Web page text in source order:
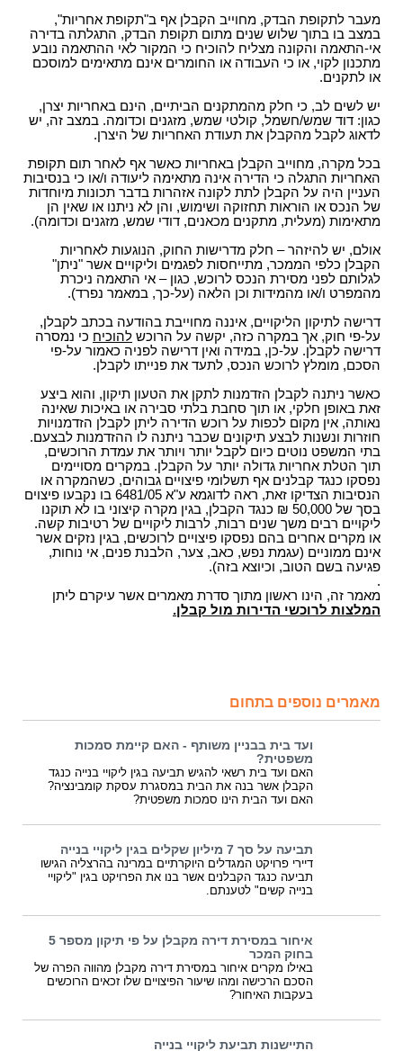
מעבר לתקופת הבדק, מחוייב הקבלן אף ב"תקופת אחריות",
במצב בו בתוך שלוש שנים מתום תקופת הבדק, התגלתה בדירה
אי-התאמה והקונה מצליח להוכיח כי המקור לאי ההתאמה נובע
מתכנון לקוי, או כי העבודה או החומרים אינם מתאימים למוסכם
או לתקנים.
יש לשים לב, כי חלק מהמתקנים הביתיים, הינם באחריות יצרן,
כגון: דוד שמש/חשמל, קולטי שמש, מזגנים וכדומה. במצב זה, יש
לדאוג לקבל מהקבלן את תעודת האחריות של היצרן.
בכל מקרה, מחוייב הקבלן באחריות כאשר אף לאחר תום תקופת
האחריות התגלה כי הדירה אינה מתאימה ליעודה ו/או כי בנסיבות
העניין היה על הקבלן לתת לקונה אזהרות בדבר תכונות מיוחדות
של הנכס או הוראות תחזוקה ושימוש, והן לא ניתנו או שאין הן
מתאימות (מעלית, מתקנים מכאנים, דודי שמש, מזגנים וכדומה).
אולם, יש להיזהר – חלק מדרישות החוק, הנוגעות לאחריות
הקבלן כלפי הממכר, מתייחסות לפגמים וליקויים אשר "ניתן"
לגלותם לפני מסירת הנכס לרוכש, כגון – אי התאמה ניכרת
מהמפרט ו/או מהמידות וכן הלאה (על-כך, במאמר נפרד).
דרישה לתיקון הליקויים, איננה מחוייבת בהודעה בכתב לקבלן,
על-פי חוק, אך במקרה כזה, יקשה על הרוכש להוכיח כי נמסרה
דרישה לקבלן. על-כן, במידה ואין דרישה לפניה כאמור על-פי
הסכם, מומלץ לרוכש הנכס, לתעד את פנייתו לקבלן.
כאשר ניתנה לקבלן הזדמנות לתקן את הטעון תיקון, והוא ביצע
זאת באופן חלקי, או תוך סחבת בלתי סבירה או באיכות שאינה
נאותה, אין מקום לכפות על רוכש הדירה ליתן לקבלן הזדמנויות
חוזרות ונשנות לבצע תיקונים שכבר ניתנה לו ההזדמנות לבצעם.
בתי המשפט נוטים כיום לקבל יותר ויותר את עמדת הרוכשים,
תוך הטלת אחריות גדולה יותר על הקבלן. במקרים מסויימים
נפסקו כנגד קבלנים אף תשלומי פיצויים גבוהים, כשהמקרה או
הנסיבות הצדיקו זאת, ראה לדוגמא ע"א 6481/05 בו נקבעו פיצוים
בסך של 50,000 ₪ כנגד הקבלן, בגין מקרה קיצוני בו לא תוקנו
ליקויים רבים משך שנים רבות, לרבות ליקויים של רטיבות קשה.
או מקרים אחרים בהם נפסקו פיצויים לרוכשים, בגין נזקים אשר
אינם ממוניים (עגמת נפש, כאב, צער, הלבנת פנים, אי נוחות,
פגיעה בשם הטוב, וכיוצא בזה).
.
מאמר זה, הינו ראשון מתוך סדרת מאמרים אשר עיקרם ליתן
המלצות לרוכשי הדירות מול קבלן.
מאמרים נוספים בתחום
ועד בית בבניין משותף - האם קיימת סמכות
משפטית?
האם ועד בית רשאי להגיש תביעה בגין ליקויי בנייה כנגד
הקבלן אשר בנה את הבית במסגרת עסקת קומבינציה?
האם ועד הבית הינו סמכות משפטית?
תביעה על סך 7 מיליון שקלים בגין ליקויי בנייה
דיירי פרויקט המגדלים היוקרתיים במרינה בהרצליה הגישו
תביעה כנגד הקבלנים אשר בנו את הפרויקט בגין "ליקויי
בנייה קשים" לטענתם.
איחור במסירת דירה מקבלן על פי תיקון מספר 5
בחוק המכר
באילו מקרים איחור במסירת דירה מקבלן מהווה הפרה של
הסכם הרכישה ומהו שיעור הפיצויים שלו זכאים הרוכשים
בעקבות האיחור?
התיישנות תביעת ליקויי בנייה